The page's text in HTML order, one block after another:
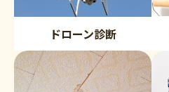
ドローン診断